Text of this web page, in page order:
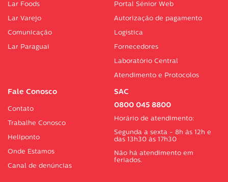
Lar Foods
Lar Varejo
Comunicação
Lar Paraguai
Portal Sénior Web
Autorização de pagamento
Logística
Fornecedores
Laboratório Central
Atendimento e Protocolos
Fale Conosco
Contato
Trabalhe Conosco
Heliponto
Onde Estamos
Canal de denúncias
SAC
0800 045 8800
Horário de atendimento:
Segunda a sexta - 8h às 12h e
das 13h30 às 17h30
Não há atendimento em
feriados.